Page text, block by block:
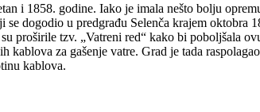
i 1858. godine. Iako je imala nešto bolju
dogodio u predgrađu Selenča krajem oktobra
proširile tzv. „Vatreni red“ kako bi poboljšala
za gašenje vatre. Grad je tada
kablova.